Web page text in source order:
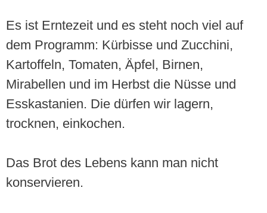
Es ist Erntezeit und es steht noch viel auf
dem Programm: Kürbisse und Zucchini,
Kartoffeln, Tomaten, Äpfel, Birnen,
Mirabellen und im Herbst die Nüsse und
Esskastanien. Die dürfen wir lagern,
trocknen, einkochen.
Das Brot des Lebens kann man nicht
konservieren.